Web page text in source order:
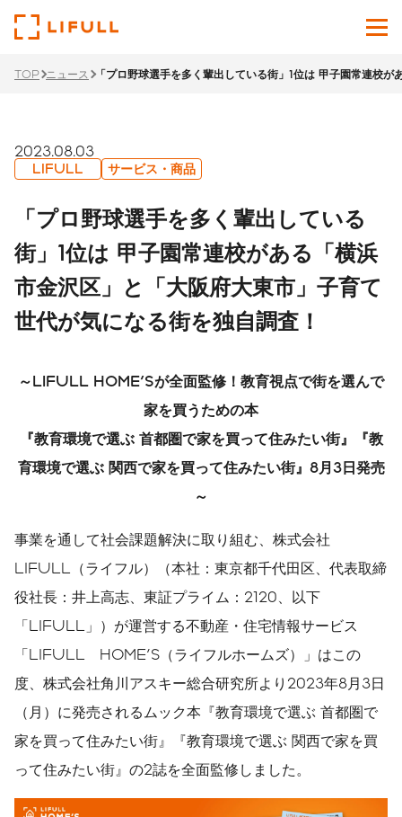
採用サイト
English
サービス
ニュース
サステナビリティ
TOP ニュース 「プロ野球選手を多く輩出している街」1位は 甲子園常連校
2023.08.03
LIFULL サービス・商品
「プロ野球選手を多く輩出している
街」1位は 甲子園常連校がある「横浜
市金沢区」と「大阪府大東市」子育て
世代が気になる街を独自調査！
～LIFULL HOME'Sが全面監修！教育視点で街を選んで
家を買うための本
『教育環境で選ぶ 首都圏で家を買って住みたい街』
『教
育環境で選ぶ 関西で家を買って住みたい街』8月3日発売
～
事業を通して社会課題解決に取り組む、株式会社
LIFULL（ライフル）（本社：東京都千代田区、代表取締
役社長：井上高志、東証プライム：2120、以下
「LIFULL」）が運営する不動産・住宅情報サービス
「LIFULL HOME'S（ライフルホームズ）」はこの
度、株式会社角川アスキー総合研究所より2023年8月3日
（月）に発売されるムック本『教育環境で選ぶ 首都圏で
家を買って住みたい街』『教育環境で選ぶ 関西で家を買
って住みたい街』の2誌を全面監修しました。